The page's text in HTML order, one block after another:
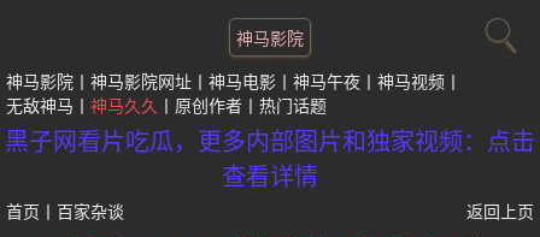
神马影院
神马影院 神马影院网址 神马电影 神马午夜
神马视频
无敌神马
神马久久 原创作者 热门话题
黑子网看片吃瓜，更多内部图片和独家视频：点击
查看详情
首页 百家杂谈
返回上页